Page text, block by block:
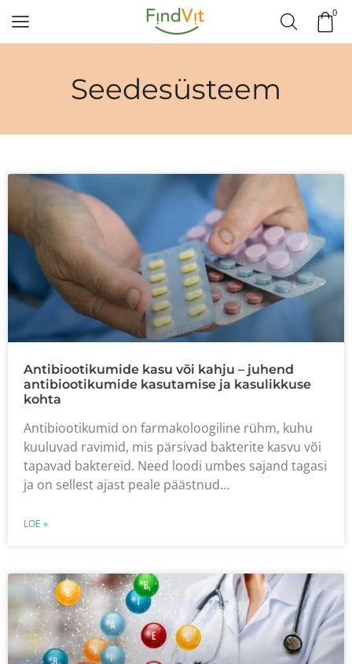
0
Seedesüsteem
Antibiootikumide kasu või kahju – juhend
antibiootikumide kasutamise ja kasulikkuse
kohta
Antibiootikumid on farmakoloogiline rühm, kuhu
kuuluvad ravimid, mis pärsivad bakterite kasvu või
tapavad baktereid. Need loodi umbes sajand tagasi
ja on sellest ajast peale päästnud…
LOE »